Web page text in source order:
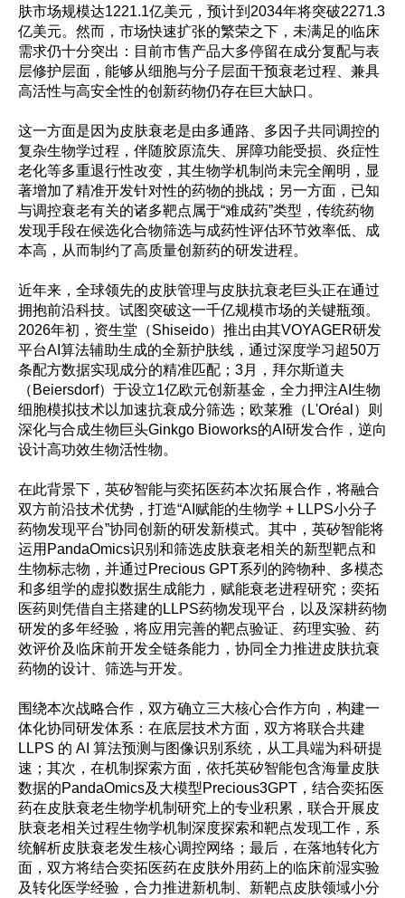
肤市场规模达1221.1亿美元，预计到2034年将突破2271.3
亿美元。然而，市场快速扩张的繁荣之下，未满足的临床
需求仍十分突出：目前市售产品大多停留在成分复配与表
层修护层面，能够从细胞与分子层面干预衰老过程、兼具
高活性与高安全性的创新药物仍存在巨大缺口。
这一方面是因为皮肤衰老是由多通路、多因子共同调控的
复杂生物学过程，伴随胶原流失、屏障功能受损、炎症性
老化等多重退行性改变，其生物学机制尚未完全阐明，显
著增加了精准开发针对性的药物的挑战；另一方面，已知
与调控衰老有关的诸多靶点属于“难成药”类型，传统药物
发现手段在候选化合物筛选与成药性评估环节效率低、成
本高，从而制约了高质量创新药的研发进程。
近年来，全球领先的皮肤管理与皮肤抗衰老巨头正在通过
拥抱前沿科技。试图突破这一千亿规模市场的关键瓶颈。
2026年初，资生堂（Shiseido）推出由其VOYAGER研发
平台AI算法辅助生成的全新护肤线，通过深度学习超50万
条配方数据实现成分的精准匹配；3月，拜尔斯道夫
（Beiersdorf）于设立1亿欧元创新基金，全力押注AI生物
细胞模拟技术以加速抗衰成分筛选；欧莱雅（L'Oréal）则
深化与合成生物巨头Ginkgo Bioworks的AI研发合作，逆向
设计高功效生物活性物。
在此背景下，英矽智能与奕拓医药本次拓展合作，将融合
双方前沿技术优势，打造“AI赋能的生物学 + LLPS小分子
药物发现平台”协同创新的研发新模式。其中，英矽智能将
运用PandaOmics识别和筛选皮肤衰老相关的新型靶点和
生物标志物，并通过Precious GPT系列的跨物种、多模态
和多组学的虚拟数据生成能力，赋能衰老进程研究；奕拓
医药则凭借自主搭建的LLPS药物发现平台，以及深耕药物
研发的多年经验，将应用完善的靶点验证、药理实验、药
效评价及临床前开发全链条能力，协同全力推进皮肤抗衰
药物的设计、筛选与开发。
围绕本次战略合作，双方确立三大核心合作方向，构建一
体化协同研发体系：在底层技术方面，双方将联合共建
LLPS 的 AI 算法预测与图像识别系统，从工具端为科研提
速；其次，在机制探索方面，依托英矽智能包含海量皮肤
数据的PandaOmics及大模型Precious3GPT，结合奕拓医
药在皮肤衰老生物学机制研究上的专业积累，联合开展皮
肤衰老相关过程生物学机制深度探索和靶点发现工作，系
统解析皮肤衰老发生核心调控网络；最后，在落地转化方
面，双方将结合奕拓医药在皮肤外用药上的临床前湿实验
及转化医学经验，合力推进新机制、新靶点皮肤领域小分